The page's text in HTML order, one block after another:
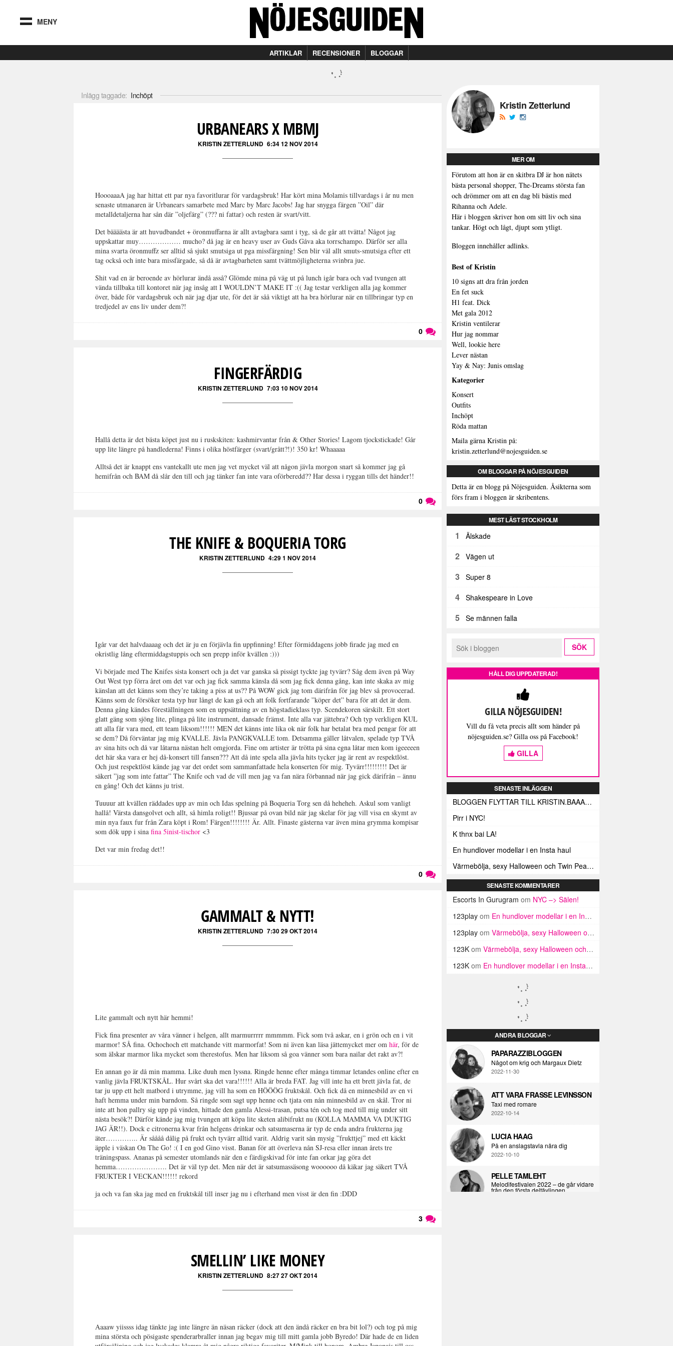
MENY
ARTIKLAR RECENSIONER BLOGGAR
Inlägg taggade: Inchöpt
URBANEARS X MBMJ
KRISTIN ZETTERLUND 6:34 12 NOV 2014
HoooaaaA jag har hittat ett par nya favoritlurar för vardagsbruk! Har kört mina Molamis tillvardags i år nu men
senaste utmanaren är Urbanears samarbete med Marc by Marc Jacobs! Jag har snygga färgen ”Oil” där
metalldetaljerna har sån där ”oljefärg” (??? ni fattar) och resten är svart/vitt.
Det bäääästa är att huvudbandet + öronmuffarna är allt avtagbara samt i tyg, så de går att tvätta! Något jag
uppskattar muy……………… mucho? då jag är en heavy user av Guds Gåva aka torrschampo. Därför ser alla
mina svarta öronmuffz ser alltid så sjukt smutsiga ut pga missfärgning! Sen blir väl allt smuts-smutsiga efter ett
tag också och inte bara missfärgade, så då är avtagbarheten samt tvättmöjligheterna svinbra jue.
Shit vad en är beroende av hörlurar ändå asså? Glömde mina på väg ut på lunch igår bara och vad tvungen att
vända tillbaka till kontoret när jag insåg att I WOULDN’T MAKE IT :(( Jag testar verkligen alla jag kommer
över, både för vardagsbruk och när jag djar ute, för det är såå viktigt att ha bra hörlurar när en tillbringar typ en
tredjedel av ens liv under dem?!
0
FINGERFÄRDIG
KRISTIN ZETTERLUND 7:03 10 NOV 2014
Hallå detta är det bästa köpet just nu i ruskskiten: kashmirvantar från & Other Stories! Lagom tjockstickade! Går
upp lite längre på handlederna! Finns i olika höstfärger (svart/grått?!)! 350 kr! Whaaaaa
Alltså det är knappt ens vantekallt ute men jag vet mycket väl att någon jävla morgon snart så kommer jag gå
hemifrån och BAM då slår den till och jag tänker fan inte vara oförberedd?? Har dessa i ryggan tills det händer!!
0
THE KNIFE & BOQUERIA TORG
KRISTIN ZETTERLUND 4:29 1 NOV 2014
Igår var det halvdaaaag och det är ju en förjävla fin uppfinning! Efter förmiddagens jobb firade jag med en
okristlig lång eftermiddagstuppis och sen prepp inför kvällen :)))
Vi började med The Knifes sista konsert och ja det var ganska så pissigt tyckte jag tyvärr? Såg dem även på Way
Out West typ förra året om det var och jag fick samma känsla då som jag fick denna gång, kan inte skaka av mig
känslan att det känns som they’re taking a piss at us?? På WOW gick jag tom därifrån för jag blev så provocerad.
Känns som de försöker testa typ hur långt de kan gå och att folk fortfarande ”köper det” bara för att det är dem.
Denna gång kändes föreställningen som en uppsättning av en högstadieklass typ. Scendekoren särskilt. Ett stort
glatt gäng som sjöng lite, plinga på lite instrument, dansade främst. Inte alla var jättebra? Och typ verkligen KUL
att alla får vara med, ett team liksom!!!!!! MEN det känns inte lika ok när folk har betalat bra med pengar för att
se dem? Då förväntar jag mig KVALLE. Jävla PANGKVALLE tom. Detsamma gäller låtvalen, spelade typ TVÅ
av sina hits och då var låtarna nästan helt omgjorda. Fine om artister är trötta på sina egna låtar men kom igeeeeen
det här ska vara er hej då-konsert till fansen??? Att då inte spela alla jävla hits tycker jag är rent av respektlöst.
Och just respektlöst kände jag var det ordet som sammanfattade hela konserten för mig. Tyvärr!!!!!!!!! Det är
säkert ”jag som inte fattar” The Knife och vad de vill men jag va fan nära förbannad när jag gick därifrån – ännu
en gång! Och det känns ju trist.
Tuuuur att kvällen räddades upp av min och Idas spelning på Boqueria Torg sen då heheheh. Askul som vanligt
hallå! Värsta dansgolvet och allt, så himla roligt!! Bjussar på ovan bild när jag skelar för jag vill visa en skymt av
min nya faux fur från Zara köpt i Rom! Färgen!!!!!!!! Är. Allt. Finaste gästerna var även mina grymma kompisar
som dök upp i sinafina 5inist-tischor <3
Det var min fredag det!!
0
GAMMALT & NYTT!
KRISTIN ZETTERLUND 7:30 29 OKT 2014
Lite gammalt och nytt här hemmi!
Fick fina presenter av våra vänner i helgen, allt marmurrrrr mmmmm. Fick som två askar, en i grön och en i vit
marmor! SÅ fina. Ochochoch ett matchande vitt marmorfat! Som ni även kan läsa jättemycket mer omhär, för de
som älskar marmor lika mycket som therestofus. Men har liksom så goa vänner som bara nailar det rakt av?!
En annan go är då min mamma. Like duuh men lyssna. Ringde henne efter många timmar letandes online efter en
vanlig jävla FRUKTSKÅL. Hur svårt ska det vara!!!!!! Alla är breda FAT. Jag vill inte ha ett brett jävla fat, de
tar ju upp ett helt matbord i utrymme, jag vill ha som en HÖÖÖG fruktskål. Och fick då en minnesbild av en vi
haft hemma under min barndom. Så ringde som sagt upp henne och tjata om nån minnesbild av en skål. Tror ni
inte att hon pallry sig upp på vinden, hittade den gamla Alessi-trasan, putsa tén och tog med till mig under sitt
nästa besök?! Därför kände jag mig tvungen att köpa lite sketen alibifrukt nu (KOLLA MAMMA VA DUKTIG
JAG ÄR!!). Dock e citronerna kvar från helgens drinkar och satsumaserna är typ de enda andra frukterna jag
äter………….. Är såååå dålig på frukt och tyvärr alltid varit. Aldrig varit sån mysig ”frukttjej” med ett käckt
äpple i väskan On The Go! :( I en god Gino visst. Banan för att överleva nån SJ-resa eller innan årets tre
träningspass. Ananas på semester utomlands när den e färdigskivad för inte fan orkar jag göra det
hemma…………………. Det är väl typ det. Men när det är satsumassäsong woooooo då käkar jag säkert TVÅ
FRUKTER I VECKAN!!!!!! rekord
ja och va fan ska jag med en fruktskål till inser jag nu i efterhand men visst är den fin :DDD
3
SMELLIN’ LIKE MONEY
KRISTIN ZETTERLUND 8:27 27 OKT 2014
Aaaaw yiissss idag tänkte jag inte längre än näsan räcker (dock att den ändå räcker en bra bit lol?) och tog på mig
mina största och pösigaste spenderarbraller innan jag begav mig till mitt gamla jobb Byredo! Där hade de en liden
Kristin Zetterlund
MER OM
Förutom att hon är en skitbra DJ är hon nätets
bästa personal shopper, The-Dreams största fan
och drömmer om att en dag bli bästis med
Rihanna och Adele.
Här i bloggen skriver hon om sitt liv och sina
tankar. Högt och lågt, djupt som ytligt.
Bloggen innehåller adlinks.
Best of Kristin
10 signs att dra från jorden
En fet suck
H1 feat. Dick
Met gala 2012
Kristin ventilerar
Hur jag nommar
Well, lookie here
Lever nästan
Yay & Nay: Junis omslag
Kategorier
Konsert
Outfits
Inchöpt
Röda mattan
Maila gärna Kristin på:
kristin.zetterlund@nojesguiden.se
OM BLOGGAR PÅ NÖJESGUIDEN
Detta är en blogg på Nöjesguiden. Åsikterna som
förs fram i bloggen är skribentens.
MEST LÄST STOCKHOLM
1 Älskade
2 Vägen ut
3 Super 8
4 Shakespeare in Love
5 Se männen falla
HÅLL DIG UPPDATERAD!
GILLA NÖJESGUIDEN!
Vill du få veta precis allt som händer på
nöjesguiden.se? Gilla oss på Facebook!
GILLA
SENASTE INLÄGGEN
BLOGGEN FLYTTAR TILL KRISTIN.BAAAM.SE!
Pirr i NYC!
K thnx bai LA!
En hundlover modellar i en Insta haul
Värmebölja, sexy Halloween och Twin Peaks i LA!
SENASTE KOMMENTARER
Escorts In Gurugram om NYC –> Sälen!
123play om En hundlover modellar i en Insta haul
123play om Värmebölja, sexy Halloween och Twin Peaks i LA!
123K om Värmebölja, sexy Halloween och Twin Peaks i LA!
123K om En hundlover modellar i en Insta haul
ANDRA BLOGGAR
PAPARAZZIBLOGGEN
Något om krig och Margaux Dietz
2022-11-30
ATT VARA FRASSE LEVINSSON
Taxi med romare
2022-10-14
LUCIA HAAG
På en anslagstavla nära dig
2022-10-10
PELLE TAMLEHT
Melodifestivalen 2022 – de går vidare
från den första deltävlingen